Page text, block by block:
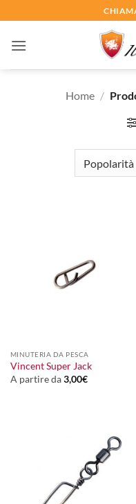
ai
contenuti
Home /
MINUTERIA DA PESCA
Vincent Super Jack
A partire da3,00€